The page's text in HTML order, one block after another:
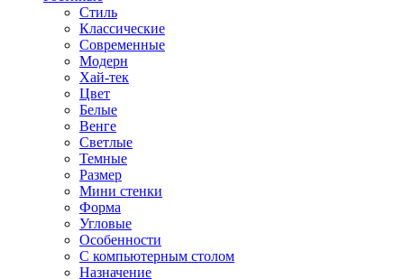
Стиль
Классические
Современные
Модерн
Хай-тек
Цвет
Белые
Венге
Светлые
Темные
Размер
Мини стенки
Форма
Угловые
Особенности
С компьютерным столом
Назначение